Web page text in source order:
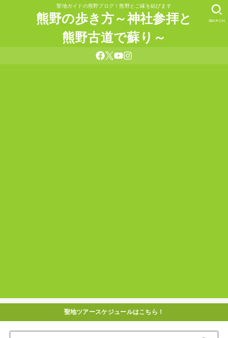
聖地ガイドの熊野ブログ！熊野とご縁を結びます
熊野の歩き方～神社参拝と
熊野古道で蘇り～
SEARCH
聖地ツアースケジュールはこちら！